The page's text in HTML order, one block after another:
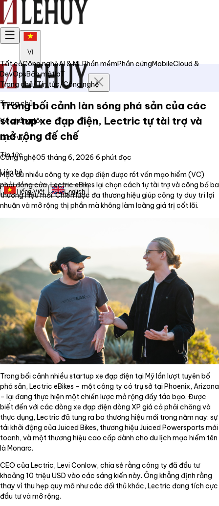
VI
Trang chủ
Về chúng tôi
Dịch vụ
Tin tức
Liên hệ
Tiếng Việt English
Tất cảCông nghệAI & MLPhần mềmPhần cứngMobileCloud &
DevOpsBảo mậtIoT
Trang chủ/Tin tức/Công nghệ
Trong bối cảnh làn sóng phá sản của các
startup xe đạp điện, Lectric tự tài trợ và
mở rộng đế chế
Công nghệ05 tháng 6, 2026·6 phút đọc
Mặc dù nhiều công ty xe đạp điện được rót vốn mạo hiểm (VC)
phải đóng cửa, Lectric eBikes lại chọn cách tự tài trợ và công bố ba
thương hiệu mới. Chiến lược đa thương hiệu giúp công ty duy trì lợi
nhuận và mở rộng thị phần mà không làm loãng giá trị cốt lõi.
Trong bối cảnh nhiều startup xe đạp điện tại Mỹ lần lượt tuyên bố
phá sản, Lectric eBikes – một công ty có trụ sở tại Phoenix, Arizona
– lại đang thực hiện một chiến lược mở rộng đầy táo bạo. Được
biết đến với các dòng xe đạp điện dòng XP giá cả phải chăng và
thực dụng, Lectric đã tung ra ba thương hiệu mới trong năm nay: sự
tái khởi động của Juiced Bikes, thương hiệu Juiced Powersports mới
toanh, và một thương hiệu cao cấp dành cho du lịch mạo hiểm tên
là Monarc.
CEO của Lectric, Levi Conlow, chia sẻ rằng công ty đã đầu tư
khoảng 10 triệu USD vào các sáng kiến này. Ông khẳng định rằng
thay vì thu hẹp quy mô như các đối thủ khác, Lectric đang tích cực
đầu tư và mở rộng.